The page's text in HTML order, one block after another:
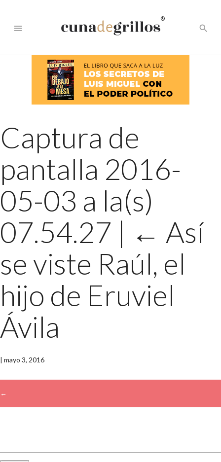
menu
®
search
Captura de
pantalla 2016-
05-03 a la(s)
07.54.27 | ← Así
se viste Raúl, el
hijo de Eruviel
Ávila
| mayo 3, 2016
←